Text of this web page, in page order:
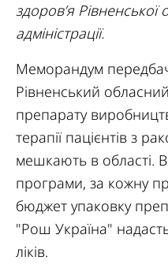
здоров’я Рівненської
адміністрації.
Меморандум
Рівненський
препарату
терапії пацієнтів з
мешкають в області.
програми, за кожну
бюджет упаковку
"Рош Україна"
ліків.